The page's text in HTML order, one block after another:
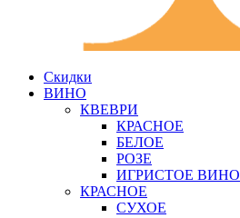
Скидки
ВИНО
КВЕВРИ
КРАСНОЕ
БЕЛОЕ
РОЗЕ
ИГРИСТОЕ ВИНО
КРАСНОЕ
СУХОЕ